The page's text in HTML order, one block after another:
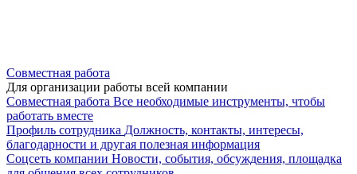
Совместная работа
Для организации работы всей компании
Совместная работа Все необходимые инструменты, чтобы
работать вместе
Профиль сотрудника Должность, контакты, интересы,
благодарности и другая полезная информация
Соцсеть компании Новости, события, обсуждения, площадка